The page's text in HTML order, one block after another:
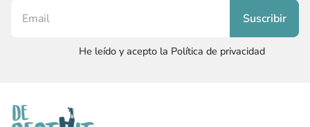
He leído y acepto la Política de privacidad